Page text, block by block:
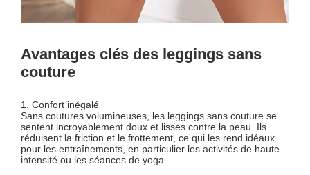
Avantages clés des leggings sans
couture
1. Confort inégalé
Sans coutures volumineuses, les leggings sans couture se
sentent incroyablement doux et lisses contre la peau. Ils
réduisent la friction et le frottement, ce qui les rend idéaux
pour les entraînements, en particulier les activités de haute
intensité ou les séances de yoga.